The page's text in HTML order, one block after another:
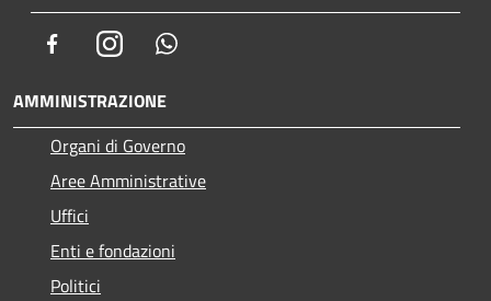
FacebookInstagram
AMMINISTRAZIONE
Organi di Governo
Aree Amministrative
Uffici
Enti e fondazioni
Politici